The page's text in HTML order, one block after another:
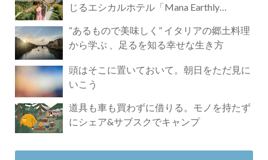
じるエシカルホテル「Mana Earthly
“あるもので美味しく” イタリアの郷土料理
から学ぶ 、足るを知る幸せな生き方
頭はそこに置いておいて。朝日をただ見に
いこう
道具も車も買わずに借りる。モノを持たず
にシェア&サブスクでキャンプ